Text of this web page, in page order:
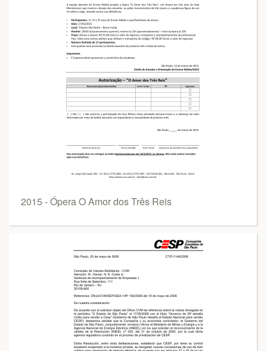
2015 - Ópera O Amor dos Três Reis